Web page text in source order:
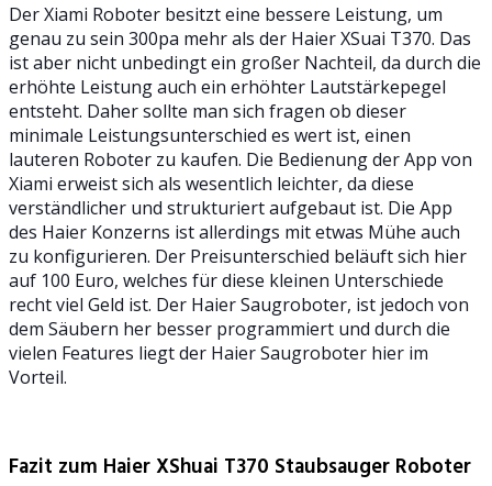
Der Xiami Roboter besitzt eine bessere Leistung, um
genau zu sein 300pa mehr als der Haier XSuai T370. Das
ist aber nicht unbedingt ein großer Nachteil, da durch die
erhöhte Leistung auch ein erhöhter Lautstärkepegel
entsteht. Daher sollte man sich fragen ob dieser
minimale Leistungsunterschied es wert ist, einen
lauteren Roboter zu kaufen. Die Bedienung der App von
Xiami erweist sich als wesentlich leichter, da diese
verständlicher und strukturiert aufgebaut ist. Die App
des Haier Konzerns ist allerdings mit etwas Mühe auch
zu konfigurieren. Der Preisunterschied beläuft sich hier
auf 100 Euro, welches für diese kleinen Unterschiede
recht viel Geld ist. Der Haier Saugroboter, ist jedoch von
dem Säubern her besser programmiert und durch die
vielen Features liegt der Haier Saugroboter hier im
Vorteil.
Fazit zum Haier XShuai T370 Staubsauger Roboter